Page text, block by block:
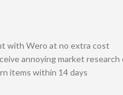
with Wero at no extra cost
annoying market research
items within 14 days